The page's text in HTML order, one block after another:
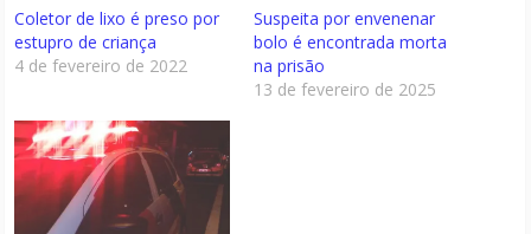
Coletor de lixo é preso por
estupro de criança
4 de fevereiro de 2022
Suspeita por envenenar
bolo é encontrada morta
na prisão
13 de fevereiro de 2025